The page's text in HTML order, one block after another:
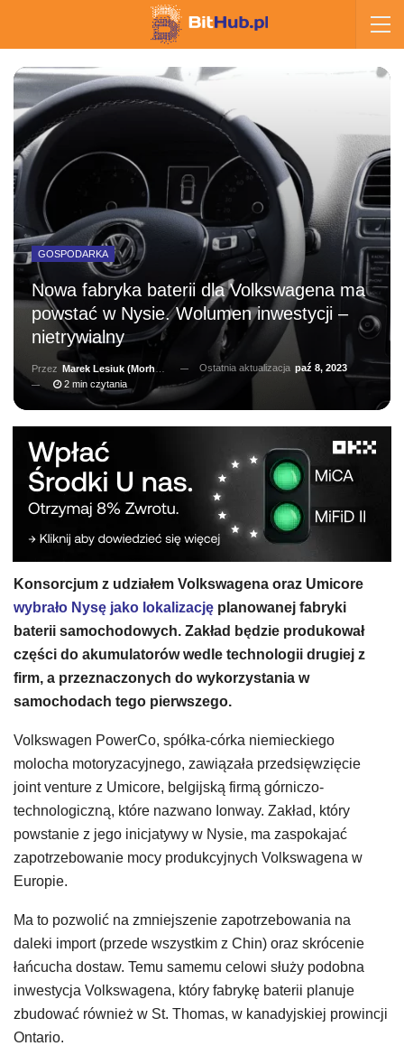
GOSPODARKA
Nowa fabryka baterii dla Volkswagena ma
powstać w Nysie. Wolumen inwestycji –
nietrywialny
Przez Marek Lesiuk (Morhainn) Ostatnia aktualizacja paź 8, 2023
2 min czytania
Konsorcjum z udziałem Volkswagena oraz Umicore
wybrało Nysę jako lokalizację planowanej fabryki
baterii samochodowych. Zakład będzie produkował
części do akumulatorów wedle technologii drugiej z
firm, a przeznaczonych do wykorzystania w
samochodach tego pierwszego.
Volkswagen PowerCo, spółka-córka niemieckiego
molocha motoryzacyjnego, zawiązała przedsięwzięcie
joint venture z Umicore, belgijską firmą górniczo-
technologiczną, które nazwano Ionway. Zakład, który
powstanie z jego inicjatywy w Nysie, ma zaspokajać
zapotrzebowanie mocy produkcyjnych Volkswagena w
Europie.
Ma to pozwolić na zmniejszenie zapotrzebowania na
daleki import (przede wszystkim z Chin) oraz skrócenie
łańcucha dostaw. Temu samemu celowi służy podobna
inwestycja Volkswagena, który fabrykę baterii planuje
zbudować również w St. Thomas, w kanadyjskiej prowincji
Ontario.